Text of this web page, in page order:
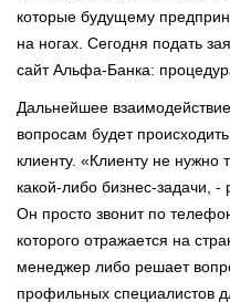
которые будущему
на ногах. Сегодня подать
сайт Альфа-Банка:
Дальнейшее
вопросам будет
клиенту. «Клиенту не
какой-либо бизнес-задачи,
Он просто звонит по
которого отражается на
менеджер либо решает
профильных специалистов